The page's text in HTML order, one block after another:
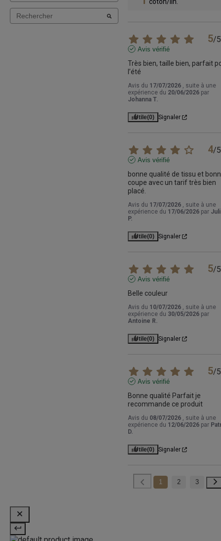
coton/lin.
5/5
Avis vérifié
Très bien, taille bien, parfait
l’été
Avis du 17/07/2026 , suite à une
expérience du 20/06/2026 par
Johanna T.
Utile(0) Signaler
4/5
Avis vérifié
bonne qualité de tissu et
coupe avec un tarif très bien
placé.
Avis du 17/07/2026 , suite à une
expérience du 17/06/2026 par
P.
Utile(0) Signaler
5/5
Avis vérifié
Belle couleur
Avis du 10/07/2026 , suite à une
expérience du 30/05/2026 par
Antoine R.
Utile(0) Signaler
5/5
Avis vérifié
Bonne qualité Parfait je
recommande ce produit
Avis du 08/07/2026 , suite à une
expérience du 12/06/2026 par
D.
Utile(0) Signaler
1 2 3